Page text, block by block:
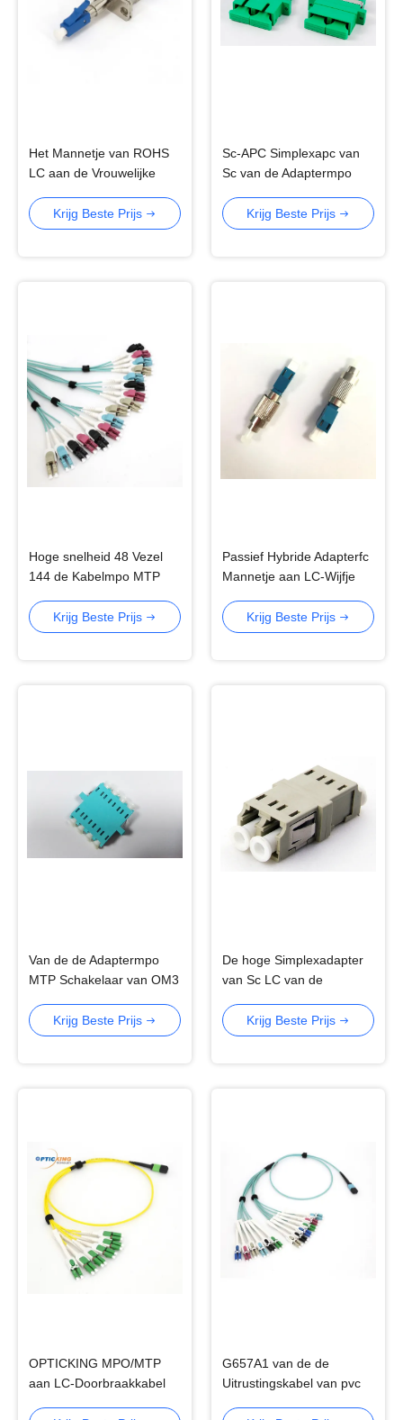
Het Mannetje van ROHS
LC aan de Vrouwelijke
HEREN MPO MTP
Schakelaar
Krijg Beste Prijs
Sc-APC Simplexapc van
Sc van de Adaptermpo
AdapterKrijg Beste Prijs
Hoge snelheid 48 Vezel
144 de Kabelmpo MTP
Vezelmpo Uitrusting
Krijg Beste Prijs
Passief Hybride Adapterfc
Mannetje aan LC-Wijfje
Krijg Beste Prijs
Van de de Adaptermpo
MTP Schakelaar van OM3
van Lc Duplex Multimode
Krijg Beste Prijs
De hoge Simplexadapter
van Sc LC van de
Schakelaar FC zonder
Flens
Krijg Beste Prijs
OPTICKING MPO/MTP
aan LC-Doorbraakkabel
G657A1 van de de
Uitrustingskabel van pvc